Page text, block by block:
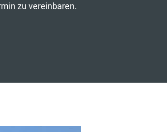
zu vereinbaren.